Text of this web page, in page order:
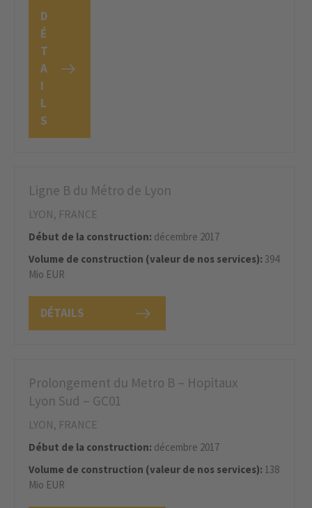
D
É
T
A
I
L
S
DÉTAILS
Ligne B du Métro de Lyon
LYON, FRANCE
Début de la construction: décembre 2017
Volume de construction (valeur de nos services): 394
Mio EUR
Prolongement du Metro B – Hopitaux
Lyon Sud – GC01
LYON, FRANCE
Début de la construction: décembre 2017
Volume de construction (valeur de nos services): 138
Mio EUR